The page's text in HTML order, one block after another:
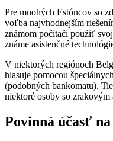
Pre mnohých Estóncov so
voľba najvhodnejším
známom počítači použiť
známe asistenčné
V niektorých regiónoch
hlasuje pomocou
(podobných bankomatu).
niektoré osoby so zrakovým
Povinná účasť